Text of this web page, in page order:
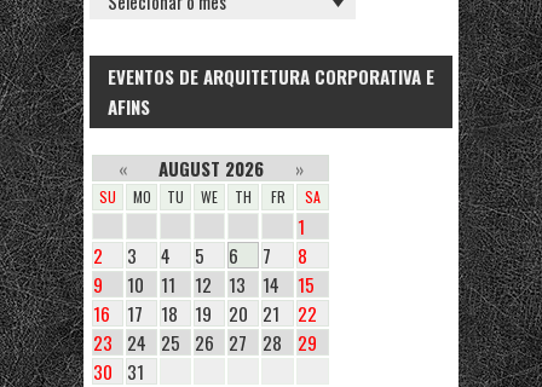
EVENTOS DE ARQUITETURA CORPORATIVA E
AFINS
« AUGUST 2026 »
SU MO TU WE TH FR SA
1
2
3 4 5 6 7
8
9
10 11 12 13 14
15
16
17 18 19 20 21
22
23
24 25 26 27 28
29
30
31